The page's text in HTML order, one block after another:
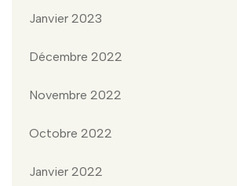
Janvier 2023
Décembre 2022
Novembre 2022
Octobre 2022
Janvier 2022